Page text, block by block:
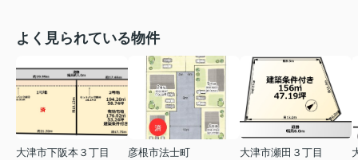
よく見られている物件
大津市下阪本３丁目
彦根市法士町
大津市瀬田３丁目